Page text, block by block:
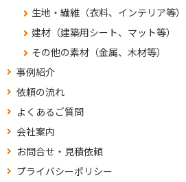
生地・繊維（衣料、インテリア等）
建材（建築用シート、マット等）
その他の素材（金属、木材等）
事例紹介
依頼の流れ
よくあるご質問
会社案内
お問合せ・見積依頼
プライバシーポリシー